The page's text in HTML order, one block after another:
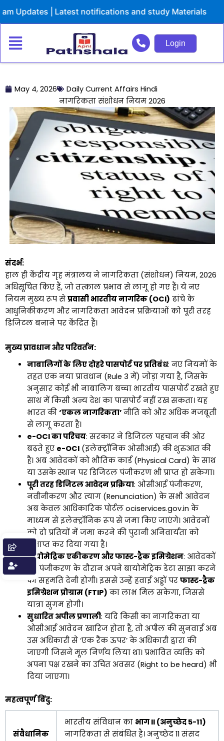
to
| Latest notifications and study Materials
Login
May 4, 2026
Daily Current Affairs Hindi
नागरिकता संशोधन नियम 2026
संदर्भ:
हाल ही केंद्रीय गृह मंत्रालय ने नागरिकता (संशोधन) नियम, 2026
अधिसूचित किए हैं, जो तत्काल प्रभाव से लागू हो गए हैं। ये नए
नियम मुख्य रूप से प्रवासी भारतीय नागरिक (OCI) ढांचे के
आधुनिकीकरण और नागरिकता आवेदन प्रक्रियाओं को पूरी तरह
डिजिटल बनाने पर केंद्रित हैं।
मुख्य प्रावधान और परिवर्तन:
नाबालिगों के लिए दोहरे पासपोर्ट पर प्रतिबंध: नए नियमों के
तहत एक नया प्रावधान (Rule 3 में) जोड़ा गया है, जिसके
अनुसार कोई भी नाबालिग बच्चा भारतीय पासपोर्ट रखते हुए
साथ में किसी अन्य देश का पासपोर्ट नहीं रख सकता। यह
भारत की ‘एकल नागरिकता’ नीति को और अधिक मजबूती
से लागू करता है।
e-OCI का परिचय: सरकार ने डिजिटल पहचान की ओर
बढ़ते हुए e-OCI(इलेक्ट्रॉनिक ओसीआई) की शुरुआत की
है। अब आवेदकों को भौतिक कार्ड (Physical Card) के साथ
या उसके स्थान पर डिजिटल पंजीकरण भी प्राप्त हो सकेगा।
पूरी तरह डिजिटल आवेदन प्रक्रिया: ओसीआई पंजीकरण,
नवीनीकरण और त्याग (Renunciation) के सभी आवेदन
अब केवल आधिकारिक पोर्टल ociservices.gov.in के
माध्यम से इलेक्ट्रॉनिक रूप से जमा किए जाएंगे। आवेदनों
को दो प्रतियों में जमा करने की पुरानी अनिवार्यता को
समाप्त कर दिया गया है।
बायोमेट्रिक एकीकरण और फास्ट-ट्रैक इमिग्रेशन: आवेदकों
को पंजीकरण के दौरान अपने बायोमेट्रिक डेटा साझा करने
की सहमति देनी होगी। इससे उन्हें हवाई अड्डों पर फास्ट-ट्रैक
इमिग्रेशन प्रोग्राम (FTIP) का लाभ मिल सकेगा, जिससे
यात्रा सुगम होगी।
सुधारित अपील प्रणाली: यदि किसी का नागरिकता या
ओसीआई आवेदन खारिज होता है, तो अपील की सुनवाई अब
उस अधिकारी से ‘एक रैंक ऊपर’ के अधिकारी द्वारा की
जाएगी जिसने मूल निर्णय लिया था। प्रभावित व्यक्ति को
अपना पक्ष रखने का उचित अवसर (Right to be heard) भी
दिया जाएगा।
महत्वपूर्ण बिंदु:
संवैधानिक
भारतीय संविधान का भाग II (अनुच्छेद 5-11)
नागरिकता से संबंधित है। अनुच्छेद 11 संसद